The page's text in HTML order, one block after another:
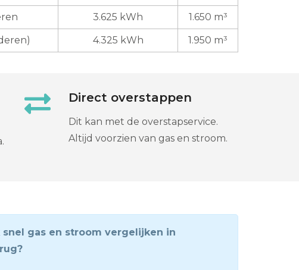
3.625 kWh 1.650 m³
4.325 kWh 1.950 m³
Direct overstappen
Dit kan met de overstapservice.
Altijd voorzien van gas en stroom.
snel gas en stroom vergelijken in